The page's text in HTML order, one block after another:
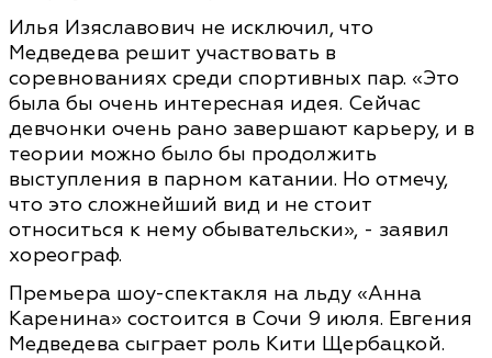
Илья Изяславович не исключил, что
Медведева решит участвовать в
соревнованиях среди спортивных пар. «Это
была бы очень интересная идея. Сейчас
девчонки очень рано завершают карьеру, и в
теории можно было бы продолжить
выступления в парном катании. Но отмечу,
что это сложнейший вид и не стоит
относиться к нему обывательски», - заявил
хореограф.
Премьера шоу-спектакля на льду «Анна
Каренина» состоится в Сочи 9 июля. Евгения
Медведева сыграет роль Кити Щербацкой.